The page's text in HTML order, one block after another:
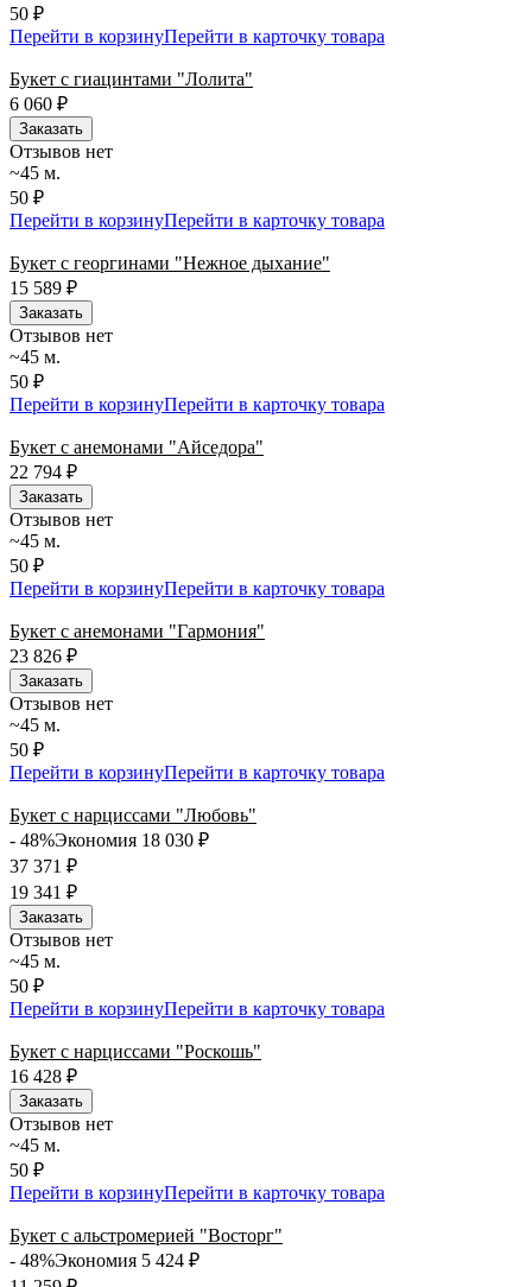
50 ₽
Перейти в корзинуПерейти в карточку товара
Букет с гиацинтами "Лолита"
6 060 ₽
Заказать
Отзывов нет
~45 м.
50 ₽
Перейти в корзинуПерейти в карточку товара
Букет с георгинами "Нежное дыхание"
15 589 ₽
Заказать
Отзывов нет
~45 м.
50 ₽
Перейти в корзинуПерейти в карточку товара
Букет с анемонами "Айседора"
22 794 ₽
Заказать
Отзывов нет
~45 м.
50 ₽
Перейти в корзинуПерейти в карточку товара
Букет с анемонами "Гармония"
23 826 ₽
Заказать
Отзывов нет
~45 м.
50 ₽
Перейти в корзинуПерейти в карточку товара
Букет с нарциссами "Любовь"
- 48%Экономия 18 030 ₽
37 371 ₽
19 341 ₽
Заказать
Отзывов нет
~45 м.
50 ₽
Перейти в корзинуПерейти в карточку товара
Букет с нарциссами "Роскошь"
16 428 ₽
Заказать
Отзывов нет
~45 м.
50 ₽
Перейти в корзинуПерейти в карточку товара
Букет с альстромерией "Восторг"
- 48%Экономия 5 424 ₽